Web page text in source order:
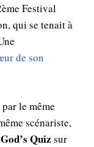
Festival
qui se tenait à
de son
le même
scénariste,
God’s Quiz sur